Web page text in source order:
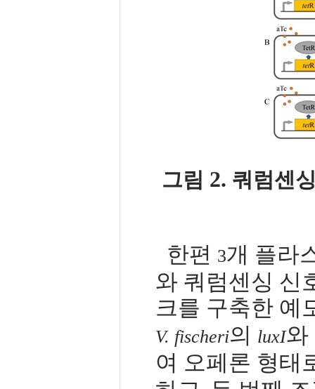
그림 2. 쿼럼센
한편 3개 플라
와 쿼럼센싱 신
크를 구축한 예
V. fischeri의 luxI와
여 오페론 형태